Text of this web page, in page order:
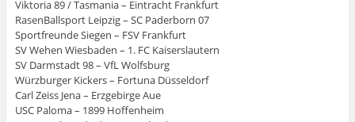
Viktoria 89 / Tasmania – Eintracht Frankfurt
RasenBallsport Leipzig – SC Paderborn 07
Sportfreunde Siegen – FSV Frankfurt
SV Wehen Wiesbaden – 1. FC Kaiserslautern
SV Darmstadt 98 – VfL Wolfsburg
Würzburger Kickers – Fortuna Düsseldorf
Carl Zeiss Jena – Erzgebirge Aue
USC Paloma – 1899 Hoffenheim